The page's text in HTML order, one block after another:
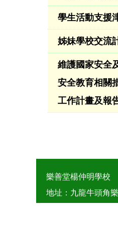
學生活動支援
姊妹學校交流
維護國家安全
安全教育相關
工作計畫及報
樂善堂楊仲明學校
地址：九龍牛頭角